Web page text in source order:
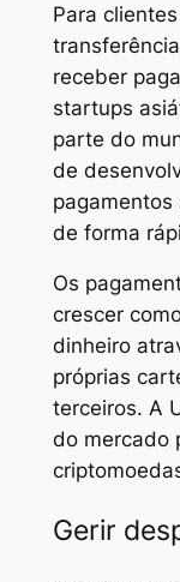
Para
receber
startups
parte do
de
de forma
Os
crescer
dinheiro
próprias
terceiros. A
do mercado
Gerir